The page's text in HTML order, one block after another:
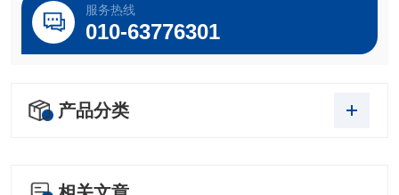
服务热线
010-63776301
产品分类